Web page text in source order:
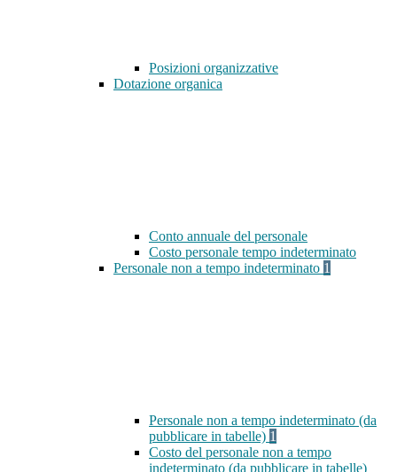
Posizioni organizzative
Dotazione organica
Conto annuale del personale
Costo personale tempo indeterminato
Personale non a tempo indeterminato 1
Personale non a tempo indeterminato (da
pubblicare in tabelle) 1
Costo del personale non a tempo
indeterminato (da pubblicare in tabelle)